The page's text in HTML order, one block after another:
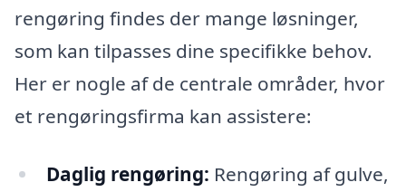
rengøring findes der mange løsninger,
som kan tilpasses dine specifikke behov.
Her er nogle af de centrale områder, hvor
et rengøringsfirma kan assistere:
Daglig rengøring: Rengøring af gulve,